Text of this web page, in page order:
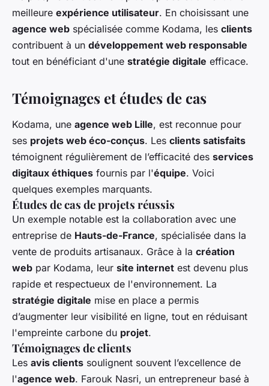
meilleure expérience utilisateur. En choisissant une
agence web spécialisée comme Kodama, les clients
contribuent à un développement web responsable
tout en bénéficiant d'une stratégie digitale efficace.
Témoignages et études de cas
Kodama, une agence web Lille, est reconnue pour
ses projets web éco-conçus. Les clients satisfaits
témoignent régulièrement de l’efficacité des services
digitaux éthiques fournis par l'équipe. Voici
quelques exemples marquants.
Études de cas de projets réussis
Un exemple notable est la collaboration avec une
entreprise de Hauts-de-France, spécialisée dans la
vente de produits artisanaux. Grâce à la création
web par Kodama, leur site internet est devenu plus
rapide et respectueux de l'environnement. La
stratégie digitale mise en place a permis
d’augmenter leur visibilité en ligne, tout en réduisant
l'empreinte carbone du projet.
Témoignages de clients
Les avis clients soulignent souvent l’excellence de
l'agence web. Farouk Nasri, un entrepreneur basé à